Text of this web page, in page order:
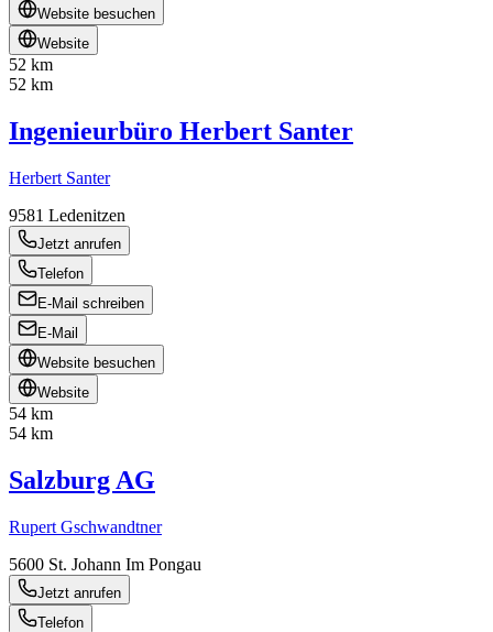
Website besuchen
Website
52 km
52 km
Ingenieurbüro Herbert Santer
Herbert Santer
9581 Ledenitzen
Jetzt anrufen
Telefon
E-Mail schreiben
E-Mail
Website besuchen
Website
54 km
54 km
Salzburg AG
Rupert Gschwandtner
5600 St. Johann Im Pongau
Jetzt anrufen
Telefon